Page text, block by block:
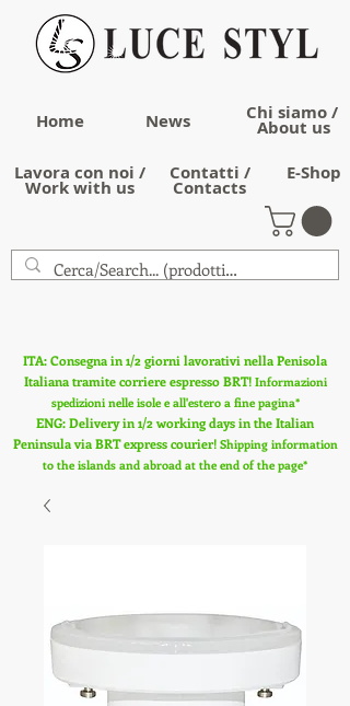
Home News Chi siamo /
About us
Lavora con noi /
Work with us
Contatti /
Contacts
E-Shop
ITA: Consegna in 1/2 giorni lavorativi nella Penisola
Italiana tramite corriere espresso BRT! Informazioni
spedizioni nelle isole e all'estero a fine pagina*
ENG: Delivery in 1/2 working days in the Italian
Peninsula via BRT express courier! Shipping information
to the islands and abroad at the end of the page*